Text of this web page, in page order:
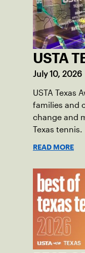
USTA
July 10, 2026
USTA Texas
families and
change and
Texas tennis.
READ MORE